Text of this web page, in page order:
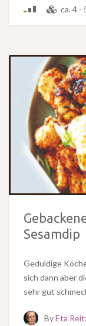
ca. 4 -
Sesamdip
Geduldige
sich dann aber
sehr gut
ByEta